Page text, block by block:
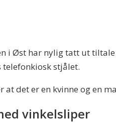
i Øst har nylig tatt ut
stjålet.
at det er en kvinne og en
vinkelsliper